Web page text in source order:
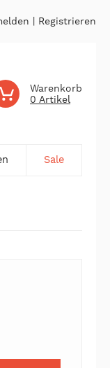
Registrieren
Warenkorb
0
Sale